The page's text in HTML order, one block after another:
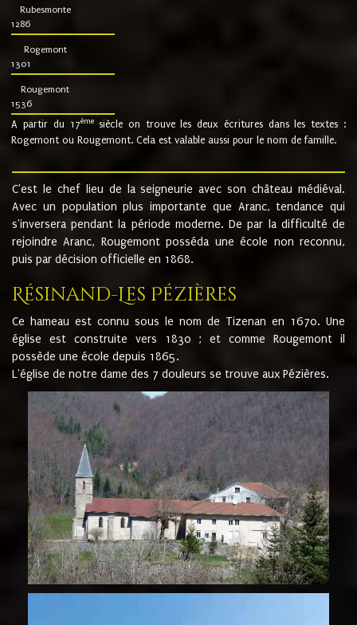
Rubesmonte
1286
Rogemont
1301
Rougemont
1536
A partir du 17ème siècle on trouve les deux écritures dans les textes :
Rogemont ou Rougemont. Cela est valable aussi pour le nom de famille.
C'est le chef lieu de la seigneurie avec son château médiéval.
Avec un population plus importante que Aranc, tendance qui
s'inversera pendant la période moderne. De par la difficulté de
rejoindre Aranc, Rougemont posséda une école non reconnu,
puis par décision officielle en 1868.
Résinand-Les Pézières
Ce hameau est connu sous le nom de Tizenan en 1670. Une
église est construite vers 1830 ; et comme Rougemont il
possède une école depuis 1865.
L'église de notre dame des 7 douleurs se trouve aux Pézières.